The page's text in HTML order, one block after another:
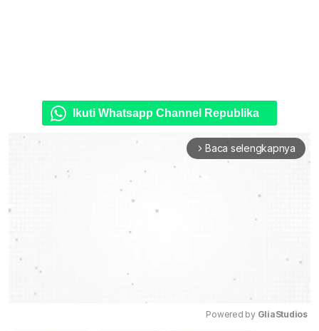
Ikuti Whatsapp Channel Republika
arrow_forward_ios Baca selengkapnya
Powered by GliaStudios